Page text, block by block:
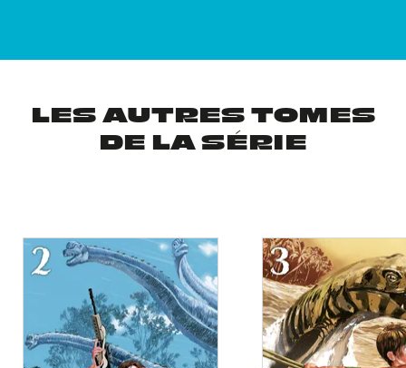
LES AUTRES TOMES
DE LA SÉRIE